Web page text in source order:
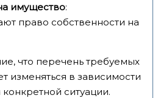
имущество:
право собственности на
что перечень требуемых
изменяться в зависимости
ситуации.